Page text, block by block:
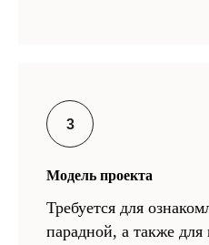
Модель проекта
Требуется для
парадной, а также для